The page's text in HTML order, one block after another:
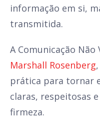
informação em si,
transmitida.
A Comunicação
Marshall Rosenberg
prática para tornar
claras, respeitosas
firmeza.